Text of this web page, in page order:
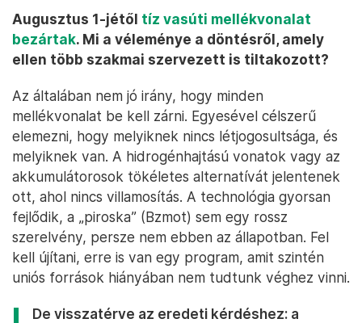
Augusztus 1-jétől tíz vasúti mellékvonalat
bezártak. Mi a véleménye a döntésről, amely
ellen több szakmai szervezett is tiltakozott?
Az általában nem jó irány, hogy minden
mellékvonalat be kell zárni. Egyesével célszerű
elemezni, hogy melyiknek nincs létjogosultsága, és
melyiknek van. A hidrogénhajtású vonatok vagy az
akkumulátorosok tökéletes alternatívát jelentenek
ott, ahol nincs villamosítás. A technológia gyorsan
fejlődik, a „piroska” (Bzmot) sem egy rossz
szerelvény, persze nem ebben az állapotban. Fel
kell újítani, erre is van egy program, amit szintén
uniós források hiányában nem tudtunk véghez vinni.
De visszatérve az eredeti kérdéshez: a